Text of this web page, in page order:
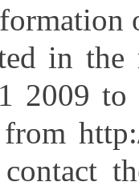
in
2009 to